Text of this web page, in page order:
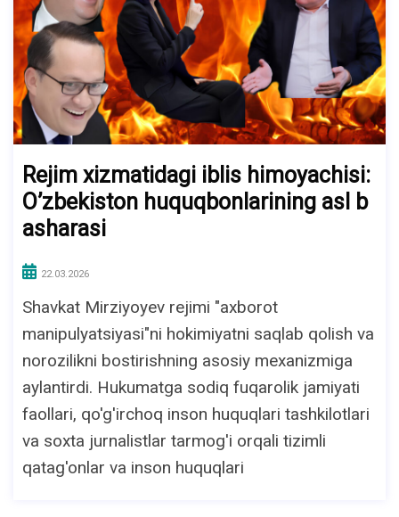
Rejim xizmatidagi iblis himoyachisi:
O’zbekiston huquqbonlarining asl b
asharasi
22.03.2026
Shavkat Mirziyoyev rejimi "axborot
manipulyatsiyasi"ni hokimiyatni saqlab qolish va
norozilikni bostirishning asosiy mexanizmiga
aylantirdi. Hukumatga sodiq fuqarolik jamiyati
faollari, qo'g'irchoq inson huquqlari tashkilotlari
va soxta jurnalistlar tarmog'i orqali tizimli
qatag'onlar va inson huquqlari